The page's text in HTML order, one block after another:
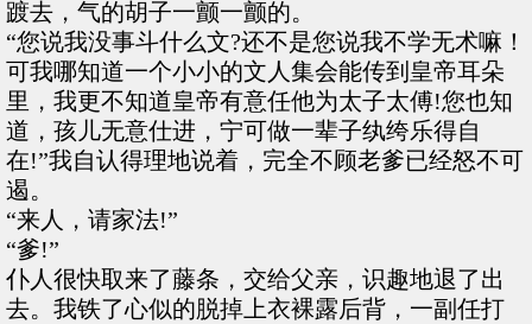
踱去，气的胡子一颤一颤的。
“您说我没事斗什么文?还不是您说我不学无术嘛！
可我哪知道一个小小的文人集会能传到皇帝耳朵
里，我更不知道皇帝有意任他为太子太傅!您也知
道，孩儿无意仕进，宁可做一辈子纨绔乐得自
在!”我自认得理地说着，完全不顾老爹已经怒不可
遏。
“来人，请家法!”
“爹!”
仆人很快取来了藤条，交给父亲，识趣地退了出
去。我铁了心似的脱掉上衣裸露后背，一副任打